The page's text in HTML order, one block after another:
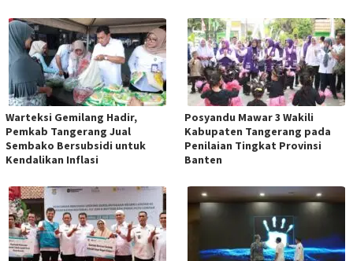
Warteksi Gemilang Hadir,
Pemkab Tangerang Jual
Sembako Bersubsidi untuk
Kendalikan Inflasi
Posyandu Mawar 3 Wakili
Kabupaten Tangerang pada
Penilaian Tingkat Provinsi
Banten